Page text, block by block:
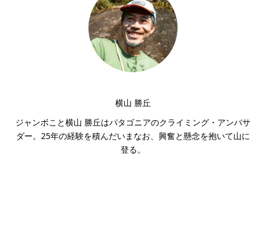
横山 勝丘
ジャンボこと横山 勝丘はパタゴニアのクライミング・アンバサ
ダー。25年の経験を積んだいまなお、興奮と懸念を抱いて山に
登る。